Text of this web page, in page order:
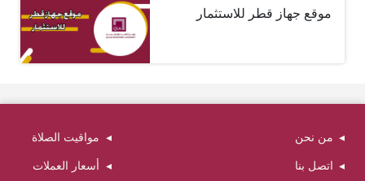
موقع جهاز قطر للاستثمار
من نحن
اتصل بنا
مواقيت الصلاة
أسعار العملات